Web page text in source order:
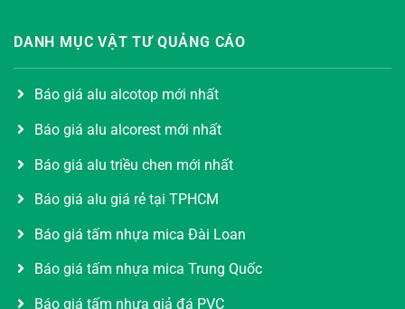
DANH MỤC VẬT TƯ QUẢNG CÁO
Báo giá alu alcotop mới nhất
Báo giá alu alcorest mới nhất
Báo giá alu triều chen mới nhất
Báo giá alu giá rẻ tại TPHCM
Báo giá tấm nhựa mica Đài Loan
Báo giá tấm nhựa mica Trung Quốc
Báo giá tấm nhựa giả đá PVC